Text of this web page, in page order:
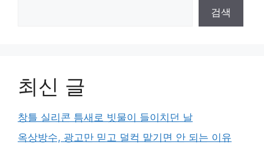
검색
최신 글
창틀 실리콘 틈새로 빗물이 들이치던 날
옥상방수, 광고만 믿고 덜컥 맡기면 안 되는 이유